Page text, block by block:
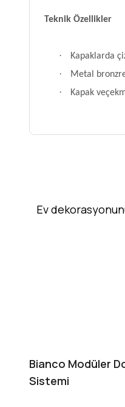
Teknik Özellikler
· Kapaklarda
· Metal
· Kapak
Ev
Bianco Modüler
Sistemi